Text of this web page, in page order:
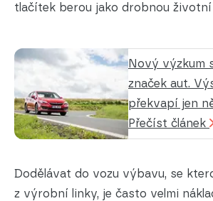
tlačítek berou jako drobnou
Nový výzkum
značek aut.
překvapí jen
Přečíst článek
Dodělávat do vozu výbavu, se
z výrobní linky, je často velmi